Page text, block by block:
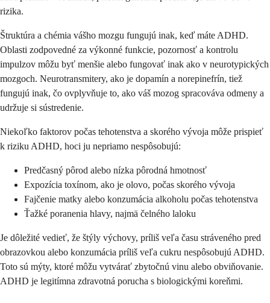
rizika.
Štruktúra a chémia vášho mozgu fungujú inak, keď máte ADHD.
Oblasti zodpovedné za výkonné funkcie, pozornosť a kontrolu
impulzov môžu byť menšie alebo fungovať inak ako v neurotypických
mozgoch. Neurotransmitery, ako je dopamín a norepinefrín, tiež
fungujú inak, čo ovplyvňuje to, ako váš mozog spracováva odmeny a
udržuje si sústredenie.
Niekoľko faktorov počas tehotenstva a skorého vývoja môže prispieť
k riziku ADHD, hoci ju nepriamo nespôsobujú:
Predčasný pôrod alebo nízka pôrodná hmotnosť
Expozícia toxínom, ako je olovo, počas skorého vývoja
Fajčenie matky alebo konzumácia alkoholu počas tehotenstva
Ťažké poranenia hlavy, najmä čelného laloku
Je dôležité vedieť, že štýly výchovy, príliš veľa času stráveného pred
obrazovkou alebo konzumácia príliš veľa cukru nespôsobujú ADHD.
Toto sú mýty, ktoré môžu vytvárať zbytočnú vinu alebo obviňovanie.
ADHD je legitímna zdravotná porucha s biologickými koreňmi.